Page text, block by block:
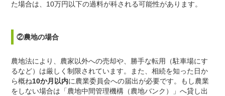
た場合は、 10万円以下の過料が科される可能性があります。
②農地の場合
農地法により、農家以外への売却や、勝手な転用（駐車場にす
るなど）は厳しく制限されています。また、相続を知った日か
ら概ね10か月以内に農業委員会への届出が必要です。もし農業
をしない場合は「農地中間管理機構（農地バンク）」へ貸し出